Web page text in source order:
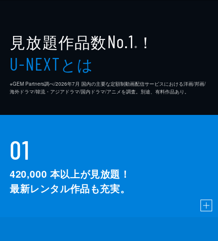
見放題作品数No.1 ※ ！
U-NEXTとは
※GEM Partners調べ/2026年7⽉ 国内の主要な定額制動画配信サービスにおける洋画/邦画/
海外ドラマ/韓流・アジアドラマ/国内ドラマ/アニメを調査。別途、有料作品あり。
01
420,000 本以上が見放題！
最新レンタル作品も充実。